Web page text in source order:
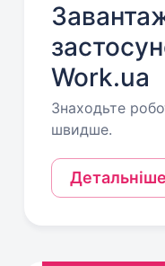
Work.ua
Знаходьте
швидше.
Детальніше